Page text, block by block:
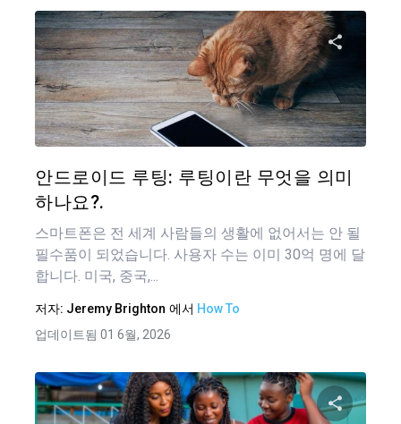
이 기
안드로이드 루팅: 루팅이란 무엇을 의미
하나요?.
스마트폰은 전 세계 사람들의 생활에 없어서는 안 될
필수품이 되었습니다. 사용자 수는 이미 30억 명에 달
합니다. 미국, 중국,...
저자: Jeremy Brighton 에서 How To
업데이트됨 01 6월, 2026
글